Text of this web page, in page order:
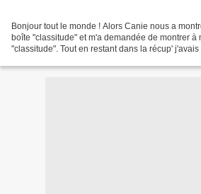
Bonjour tout le monde ! Alors Canie nous a
boîte "classitude" et m'a demandée de montrer à
"classitude". Tout en restant dans la récup' j'avais